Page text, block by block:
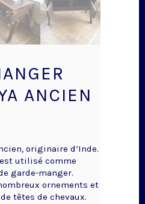
ANCIEN
originaire d’Inde.
utilisé comme
garde-manger.
ornements et
têtes de chevaux.